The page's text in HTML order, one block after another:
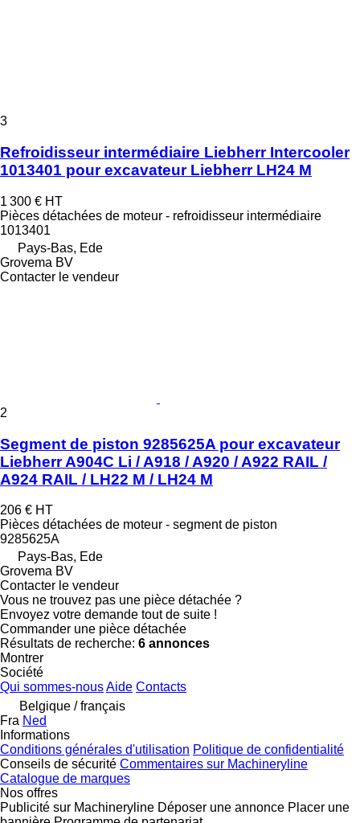
3
Refroidisseur intermédiaire Liebherr Intercooler
1013401 pour excavateur Liebherr LH24 M
1 300 € HT
Pièces détachées de moteur - refroidisseur intermédiaire
1013401
Pays-Bas, Ede
Grovema BV
Contacter le vendeur
2
Segment de piston 9285625A pour excavateur
Liebherr A904C Li / A918 / A920 / A922 RAIL /
A924 RAIL / LH22 M / LH24 M
206 € HT
Pièces détachées de moteur - segment de piston
9285625A
Pays-Bas, Ede
Grovema BV
Contacter le vendeur
Vous ne trouvez pas une pièce détachée ?
Envoyez votre demande tout de suite !
Commander une pièce détachée
Résultats de recherche: 6 annonces
Montrer
Société
Qui sommes-nousAide Contacts
Belgique / français
Fra Ned
Informations
Conditions générales d'utilisation Politique de confidentialité
Conseils de sécurité Commentaires sur Machineryline
Catalogue de marques
Nos offres
Publicité sur Machineryline Déposer une annonce Placer une